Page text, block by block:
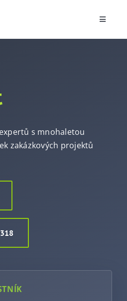
Toggle
s mnohaletou
zakázkových projektů